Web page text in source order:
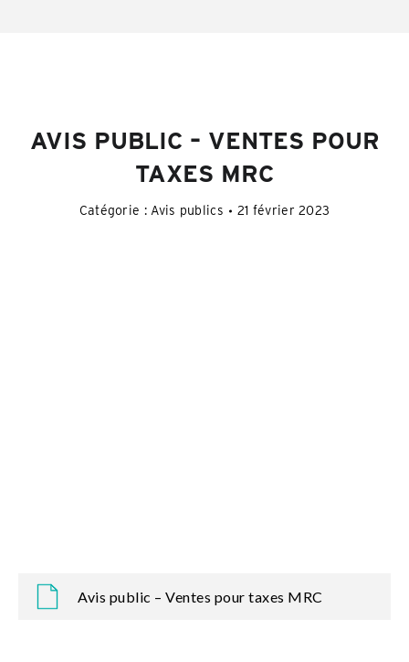
AVIS PUBLIC – VENTES POUR
TAXES MRC
Catégorie : Avis publics 21 février 2023
Avis public – Ventes pour taxes MRC